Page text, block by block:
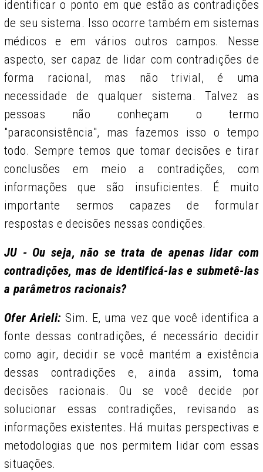
identificar o ponto em que estão as contradições
de seu sistema. Isso ocorre também em sistemas
médicos e em vários outros campos. Nesse
aspecto, ser capaz de lidar com contradições de
forma racional, mas não trivial, é uma
necessidade de qualquer sistema. Talvez as
pessoas não conheçam o termo
"paraconsistência", mas fazemos isso o tempo
todo. Sempre temos que tomar decisões e tirar
conclusões em meio a contradições, com
informações que são insuficientes. É muito
importante sermos capazes de formular
respostas e decisões nessas condições.
JU - Ou seja, não se trata de apenas lidar com
contradições, mas de identificá-las e submetê-las
a parâmetros racionais?
Ofer Arieli: Sim. E, uma vez que você identifica a
fonte dessas contradições, é necessário decidir
como agir, decidir se você mantém a existência
dessas contradições e, ainda assim, toma
decisões racionais. Ou se você decide por
solucionar essas contradições, revisando as
informações existentes. Há muitas perspectivas e
metodologias que nos permitem lidar com essas
situações.